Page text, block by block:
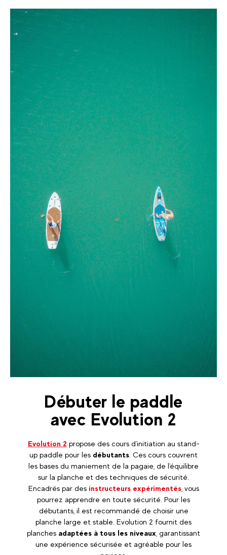
Débuter le paddle
avec Evolution 2
Evolution 2 propose des cours d'initiation au stand-
up paddle pour les débutants . Ces cours couvrent
les bases du maniement de la pagaie, de l'équilibre
sur la planche et des techniques de sécurité.
Encadrés par des instructeurs expérimentés, vous
pourrez apprendre en toute sécurité. Pour les
débutants, il est recommandé de choisir une
planche large et stable. Evolution 2 fournit des
planches adaptées à tous les niveaux , garantissant
une expérience sécurisée et agréable pour les